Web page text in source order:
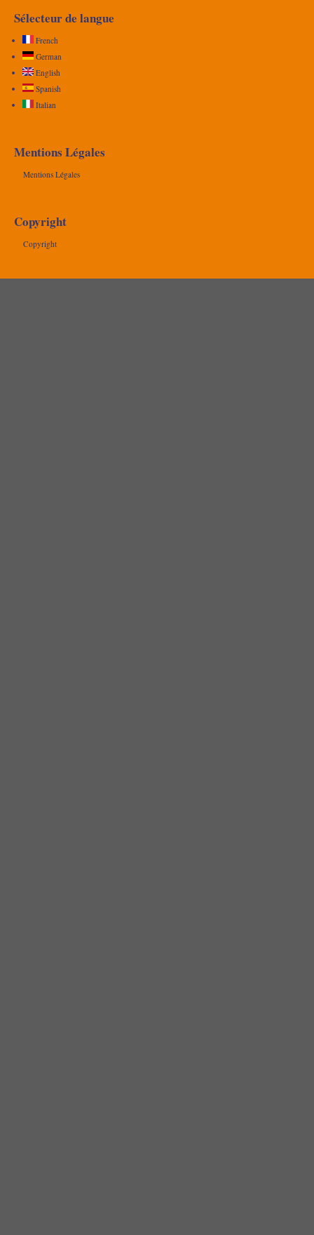
Sélecteur de langue
French
German
English
Spanish
Italian
Mentions Légales
Mentions Légales
Copyright
Copyright